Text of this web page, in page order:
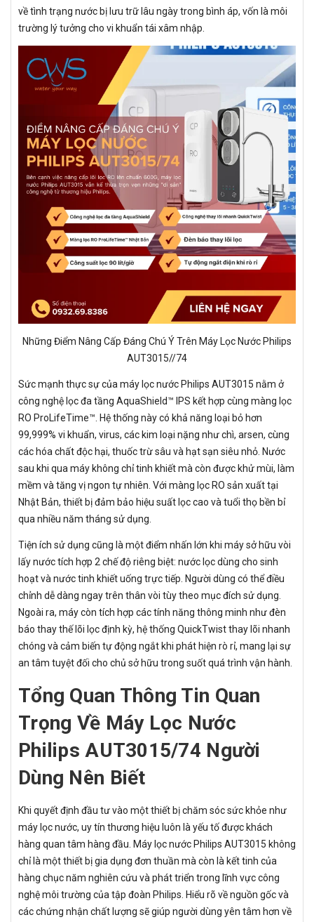
về tình trạng nước bị lưu trữ lâu ngày trong bình áp, vốn là môi
trường lý tưởng cho vi khuẩn tái xâm nhập.
Những Điểm Nâng Cấp Đáng Chú Ý Trên Máy Lọc Nước Philips
AUT3015//74
Sức mạnh thực sự của máy lọc nước Philips AUT3015 nằm ở
công nghệ lọc đa tầng AquaShield™ IPS kết hợp cùng màng lọc
RO ProLifeTime™. Hệ thống này có khả năng loại bỏ hơn
99,999% vi khuẩn, virus, các kim loại nặng như chì, arsen, cùng
các hóa chất độc hại, thuốc trừ sâu và hạt sạn siêu nhỏ. Nước
sau khi qua máy không chỉ tinh khiết mà còn được khử mùi, làm
mềm và tăng vị ngon tự nhiên. Với màng lọc RO sản xuất tại
Nhật Bản, thiết bị đảm bảo hiệu suất lọc cao và tuổi thọ bền bỉ
qua nhiều năm tháng sử dụng.
Tiện ích sử dụng cũng là một điểm nhấn lớn khi máy sở hữu vòi
lấy nước tích hợp 2 chế độ riêng biệt: nước lọc dùng cho sinh
hoạt và nước tinh khiết uống trực tiếp. Người dùng có thể điều
chỉnh dễ dàng ngay trên thân vòi tùy theo mục đích sử dụng.
Ngoài ra, máy còn tích hợp các tính năng thông minh như đèn
báo thay thế lõi lọc định kỳ, hệ thống QuickTwist thay lõi nhanh
chóng và cảm biến tự động ngắt khi phát hiện rò rỉ, mang lại sự
an tâm tuyệt đối cho chủ sở hữu trong suốt quá trình vận hành.
Tổng Quan Thông Tin Quan
Trọng Về Máy Lọc Nước
Philips AUT3015/74 Người
Dùng Nên Biết
Khi quyết định đầu tư vào một thiết bị chăm sóc sức khỏe như
máy lọc nước, uy tín thương hiệu luôn là yếu tố được khách
hàng quan tâm hàng đầu. Máy lọc nước Philips AUT3015 không
chỉ là một thiết bị gia dụng đơn thuần mà còn là kết tinh của
hàng chục năm nghiên cứu và phát triển trong lĩnh vực công
nghệ môi trường của tập đoàn Philips. Hiểu rõ về nguồn gốc và
các chứng nhận chất lượng sẽ giúp người dùng yên tâm hơn về